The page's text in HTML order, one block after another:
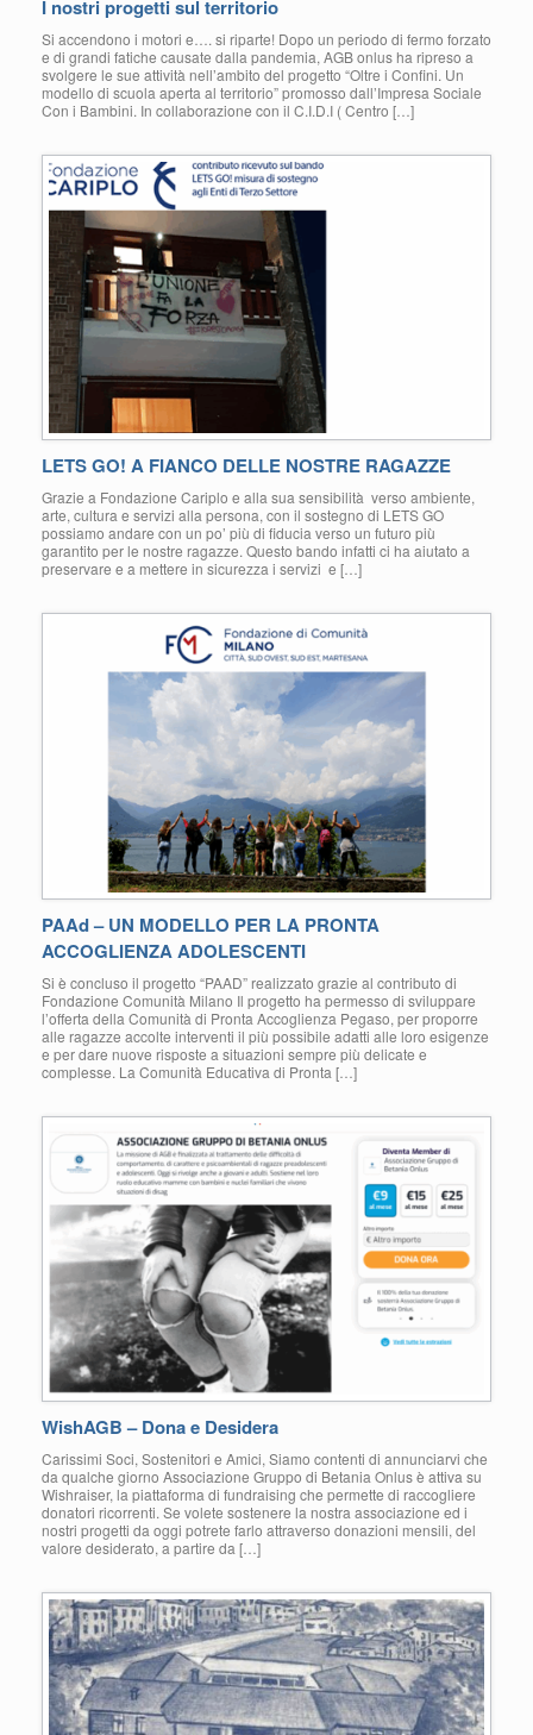
I nostri progetti sul territorio
Si accendono i motori e…. si riparte! Dopo un periodo di fermo forzato
e di grandi fatiche causate dalla pandemia, AGB onlus ha ripreso a
svolgere le sue attività nell’ambito del progetto “Oltre i Confini. Un
modello di scuola aperta al territorio” promosso dall’Impresa Sociale
Con i Bambini. In collaborazione con il C.I.D.I ( Centro […]
LETS GO! A FIANCO DELLE NOSTRE RAGAZZE
Grazie a Fondazione Cariplo e alla sua sensibilità verso ambiente,
arte, cultura e servizi alla persona, con il sostegno di LETS GO
possiamo andare con un po’ più di fiducia verso un futuro più
garantito per le nostre ragazze. Questo bando infatti ci ha aiutato a
preservare e a mettere in sicurezza i servizi e […]
PAAd – UN MODELLO PER LA PRONTA
ACCOGLIENZA ADOLESCENTI
Si è concluso il progetto “PAAD” realizzato grazie al contributo di
Fondazione Comunità Milano Il progetto ha permesso di sviluppare
l’offerta della Comunità di Pronta Accoglienza Pegaso, per proporre
alle ragazze accolte interventi il più possibile adatti alle loro esigenze
e per dare nuove risposte a situazioni sempre più delicate e
complesse. La Comunità Educativa di Pronta […]
WishAGB – Dona e Desidera
Carissimi Soci, Sostenitori e Amici, Siamo contenti di annunciarvi che
da qualche giorno Associazione Gruppo di Betania Onlus è attiva su
Wishraiser, la piattaforma di fundraising che permette di raccogliere
donatori ricorrenti. Se volete sostenere la nostra associazione ed i
nostri progetti da oggi potrete farlo attraverso donazioni mensili, del
valore desiderato, a partire da […]